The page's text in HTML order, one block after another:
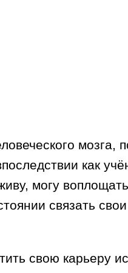
мозга,
как
могу
связать
свою карьеру